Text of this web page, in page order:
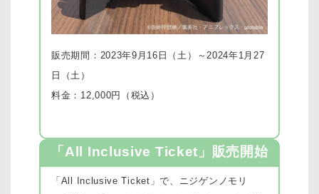
販売期間：2023年9月16日（土）～2024年1月27
日（土）
料金：12,000円（税込）
「All Inclusive Ticket」販売開始
「All Inclusive Ticket」で、ニジゲンノモリ